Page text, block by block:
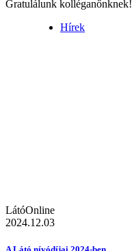
Gratulálunk kolléganőnknek!
Hírek
LátóOnline
2024.12.03